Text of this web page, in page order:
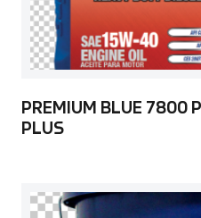
PREMIUM BLUE 7800
PLUS